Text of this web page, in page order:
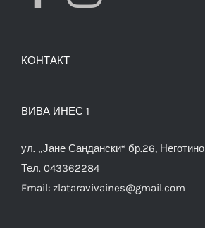
КОНТАКТ
ВИВА ИНЕС 1
ул. „Јане Сандански“ бр.26, Неготино
Тел. 043362284
Email: zlataravivaines@gmail.com